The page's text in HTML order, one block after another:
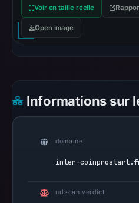
safety.
404
on
2026
Voir en taille réelle
Open image
Informations sur
domaine
inter-
urlscan verdict